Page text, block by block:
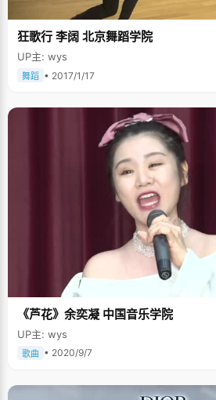
狂歌行 李阔 北京舞蹈学院
UP主: wys
舞蹈 • 2017/1/17
《芦花》余奕凝 中国音乐学院
UP主: wys
歌曲 • 2020/9/7